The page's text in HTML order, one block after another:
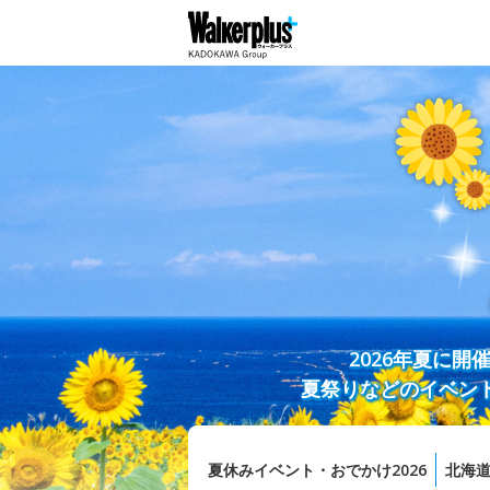
2026年夏に開
夏祭りなどのイベン
夏休みイベント・おでかけ2026 北海道